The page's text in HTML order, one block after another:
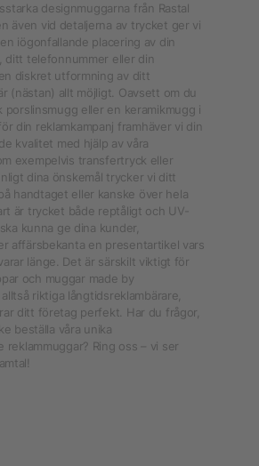
designmuggarna från Rastal
även vid detaljerna av trycket ger vi
iögonfallande placering av din
ditt telefonnummer eller din
diskret utformning av ditt
(nästan) allt möjligt. Oavsett om du
porslinsmugg eller en keramikmugg i
din reklamkampanj framhäver vi din
kvalitet med hjälp av våra
exempelvis transfertryck eller
dina önskemål trycker vi ditt
handtaget eller kanske över hela
är trycket både reptåligt och UV-
kunna ge dina kunder,
affärsbekanta en presentartikel vars
länge. Det är särskilt viktigt för
och muggar made by
riktiga långtidsreklambärare,
ditt företag perfekt. Har du frågor,
beställa våra unika
reklammuggar? Ring oss – vi ser